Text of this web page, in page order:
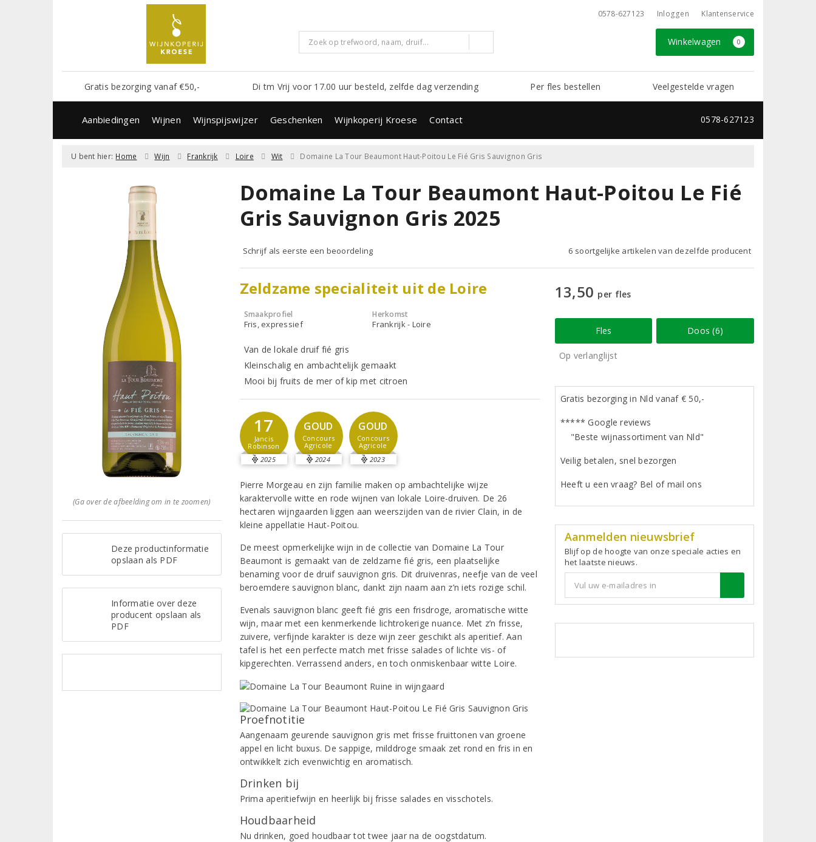
0578-627123 Inloggen Klantenservice
Winkelwagen 0
Gratis bezorging vanaf €50,- Di tm Vrij voor 17.00 uur besteld, zelfde dag verzending Per fles bestellen Veelgestelde vragen
Aanbiedingen Wijnen Wijnspijswijzer Geschenken Wijnkoperij Kroese Contact 0578-627123
U bent hier: Home Wijn Frankrijk Loire Wit Domaine La Tour Beaumont Haut-Poitou Le Fié Gris Sauvignon Gris
(Ga over de afbeelding om in te zoomen)
Deze productinformatie
opslaan als PDF
Informatie over deze
producent opslaan als
PDF
Domaine La Tour Beaumont Haut-Poitou Le Fié
Gris Sauvignon Gris 2025
Schrijf als eerste een beoordeling 6 soortgelijke artikelen van dezelfde producent
Zeldzame specialiteit uit de Loire
Smaakprofiel
Fris, expressief
Herkomst
Frankrijk - Loire
Van de lokale druif fié gris
Kleinschalig en ambachtelijk gemaakt
Mooi bij fruits de mer of kip met citroen
17
Jancis
Robinson
2025
GOUD
Concours
Agricole
2024
GOUD
Concours
Agricole
2023
Pierre Morgeau en zijn familie maken op ambachtelijke wijze
karaktervolle witte en rode wijnen van lokale Loire-druiven. De 26
hectaren wijngaarden liggen aan weerszijden van de rivier Clain, in de
kleine appellatie Haut-Poitou.
De meest opmerkelijke wijn in de collectie van Domaine La Tour
Beaumont is gemaakt van de zeldzame fié gris, een plaatselijke
benaming voor de druif sauvignon gris. Dit druivenras, neefje van de veel
beroemdere sauvignon blanc, dankt zijn naam aan z’n iets rozige schil.
Evenals sauvignon blanc geeft fié gris een frisdroge, aromatische witte
wijn, maar met een kenmerkende lichtrokerige nuance. Met z’n frisse,
zuivere, verfijnde karakter is deze wijn zeer geschikt als aperitief. Aan
tafel is het een perfecte match met frisse salades of lichte vis- of
kipgerechten. Verrassend anders, en toch onmiskenbaar witte Loire.
Proefnotitie
Aangenaam geurende sauvignon gris met frisse fruittonen van groene
appel en licht buxus. De sappige, milddroge smaak zet rond en fris in en
ontwikkelt zich evenwichtig en aromatisch.
Drinken bij
Prima aperitiefwijn en heerlijk bij frisse salades en visschotels.
Houdbaarheid
Nu drinken, goed houdbaar tot twee jaar na de oogstdatum.
13,50 per fles
Fles Doos (6)
Op verlanglijst
Gratis bezorging in Nld vanaf € 50,-
***** Google reviews
"Beste wijnassortiment van Nld"
Veilig betalen, snel bezorgen
Heeft u een vraag? Bel of mail ons
Aanmelden nieuwsbrief
Blijf op de hoogte van onze speciale acties en
het laatste nieuws.